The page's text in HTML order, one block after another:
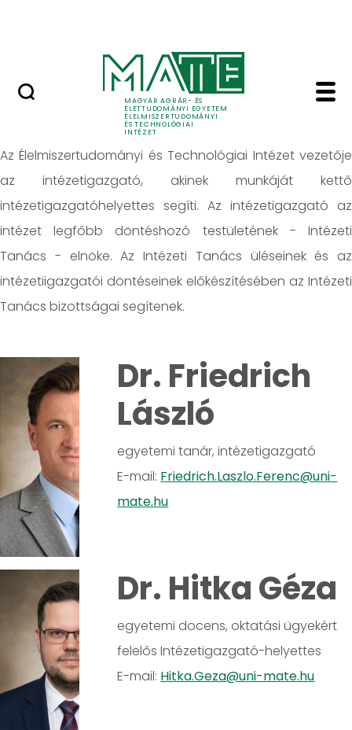
MAGYAR AGRÁR- ÉS
ÉLETTUDOMÁNYI EGYETEM
ÉLELMISZERTUDOMÁNYI
ÉS TECHNOLÓGIAI
INTÉZET
Vezetők -Vezetők
Az Élelmiszertudományi és Technológiai Intézet vezetője
az intézetigazgató, akinek munkáját kettő
intézetigazgatóhelyettes segíti. Az intézetigazgató az
intézet legfőbb döntéshozó testületének - Intézeti
Tanács - elnöke. Az Intézeti Tanács üléseinek és az
intézetiigazgatói döntéseinek előkészítésében az Intézeti
Tanács bizottságai segítenek.
Dr. Friedrich
László
egyetemi tanár, intézetigazgató
E-mail: Friedrich.Laszlo.Ferenc@uni-
mate.hu
Dr. Hitka Géza
egyetemi docens, oktatási ügyekért
felelős Intézetigazgató-helyettes
E-mail: Hitka.Geza@uni-mate.hu